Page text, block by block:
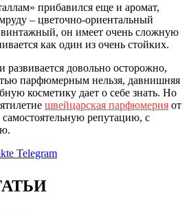
прибавился еще и аромат,
– цветочно-ориентальный
он имеет очень сложную
как один из очень стойких.
довольно осторожно,
парфюмерным нельзя, давнишняя
косметику дает о себе знать. Но
швейцарская парфюмерия от
самостоятельную репутацию, с
Telegram